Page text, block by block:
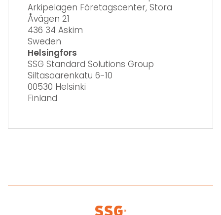
Arkipelagen Företagscenter, Stora
Åvägen 21
436 34 Askim
Sweden
Helsingfors
SSG Standard Solutions Group
Siltasaarenkatu 6-10
00530 Helsinki
Finland